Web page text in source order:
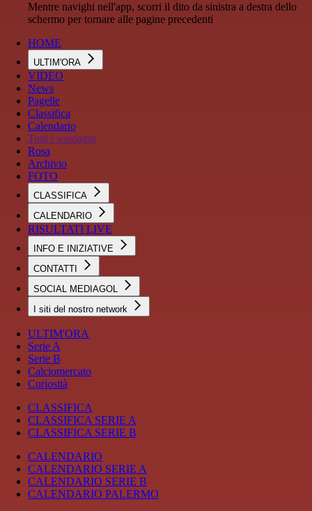
Mentre navighi nell'app, scorri il dito da sinistra a destra dello
schermo per tornare alle pagine precedenti
HOME
ULTIM'ORA
VIDEO
News
Pagelle
Classifica
Calendario
Tutti i sondaggi
Rosa
Archivio
FOTO
CLASSIFICA
CALENDARIO
RISULTATI LIVE
INFO E INIZIATIVE
CONTATTI
SOCIAL MEDIAGOL
I siti del nostro network
ULTIM'ORA
Serie A
Serie B
Calciomercato
Curiosità
CLASSIFICA
CLASSIFICA SERIE A
CLASSIFICA SERIE B
CALENDARIO
CALENDARIO SERIE A
CALENDARIO SERIE B
CALENDARIO PALERMO